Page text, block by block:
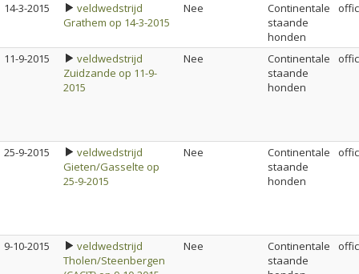
14-3-2015
veldwedstrijd
Grathem op 14-3-2015
Nee
Continentale
staande
honden
11-9-2015
veldwedstrijd
Zuidzande op 11-9-
2015
Nee
Continentale
staande
honden
25-9-2015
veldwedstrijd
Gieten/Gasselte op
25-9-2015
Nee
Continentale
staande
honden
9-10-2015
veldwedstrijd
Tholen/Steenbergen
Nee
Continentale
staande